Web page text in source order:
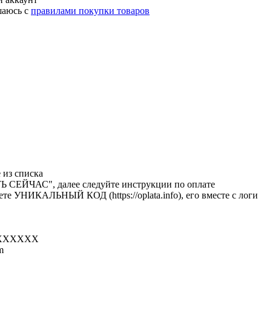
с правилами покупки товаров
списка
далее следуйте инструкции по оплате
УНИКАЛЬНЫЙ КОД (https://oplata.info), его вместе с